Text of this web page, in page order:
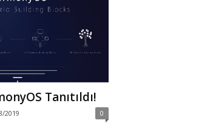
Tanıtıldı!
2019 0